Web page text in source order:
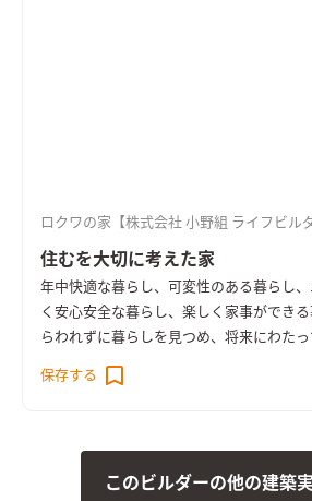
ロクワの家【株式会社 小野組 ライフビル
住むを大切に考えた家
年中快適な暮らし、可変性のある暮らし
く安心安全な暮らし、楽しく家事ができ
らわれずに暮らしを見つめ、将来にわた
追求した『住むを大切に考えた家』。
保存する
このビルダーの他の建築